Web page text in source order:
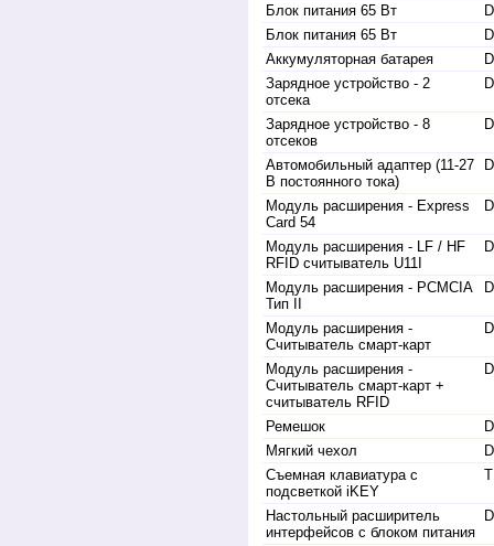
Блок питания 65 Вт
Блок питания 65 Вт
Аккумуляторная батарея
Зарядное устройство - 2
отсека
Зарядное устройство - 8
отсеков
Автомобильный адаптер (11-27
В постоянного тока)
Модуль расширения - Express
Card 54
Модуль расширения - LF / HF
RFID считыватель U11I
Модуль расширения - PCMCIA
Тип II
Модуль расширения -
Считыватель смарт-карт
Модуль расширения -
Считыватель смарт-карт +
считыватель RFID
Ремешок
Мягкий чехол
Съемная клавиатура с
подсветкой iKEY
Настольный расширитель
интерфейсов с блоком питания